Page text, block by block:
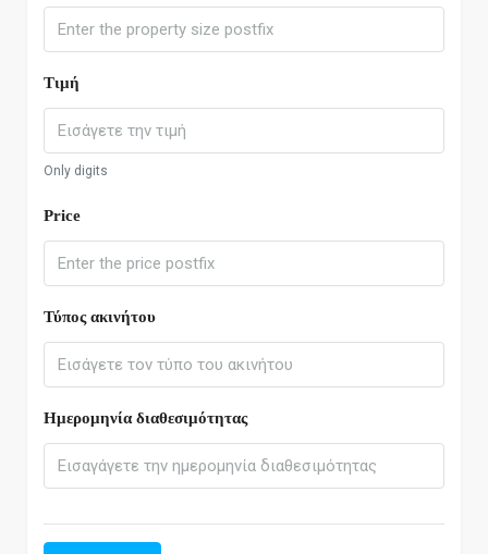
Τιμή
Only digits
Price
Τύπος ακινήτου
Ημερομηνία διαθεσιμότητας